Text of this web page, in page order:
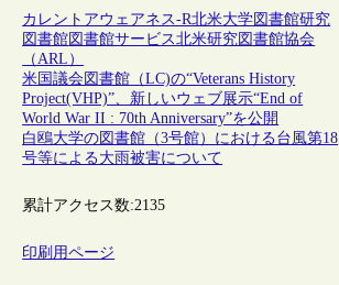
カレントアウェアネス-R北米大学図書館研究
図書館図書館サービス北米研究図書館協会
（ARL）
米国議会図書館（LC)の“Veterans History
Project(VHP)”、新しいウェブ展示“End of
World War II : 70th Anniversary”を公開
白鴎大学の図書館（3号館）における台風第18
号等による大雨被害について
累計アクセス数:2135
印刷用ページ